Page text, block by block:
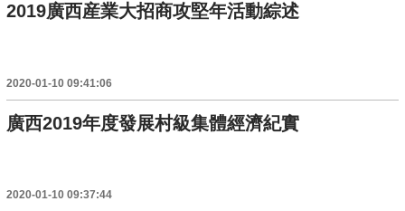
2019廣西産業大招商攻堅年活動綜述
2020-01-10 09:41:06
廣西2019年度發展村級集體經濟紀實
2020-01-10 09:37:44